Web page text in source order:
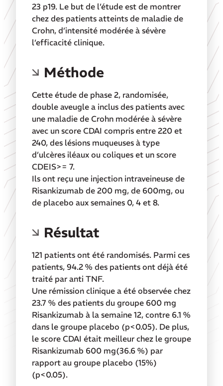
23 p19. Le but de l’étude est de montrer
chez des patients atteints de maladie de
Crohn, d’intensité modérée à sévère
l’efficacité clinique.
Méthode
Cette étude de phase 2, randomisée,
double aveugle a inclus des patients avec
une maladie de Crohn modérée à sévère
avec un score CDAI compris entre 220 et
240, des lésions muqueuses à type
d’ulcères iléaux ou coliques et un score
CDEIS>= 7.
Ils ont reçu une injection intraveineuse de
Risankizumab de 200 mg, de 600mg, ou
de placebo aux semaines 0, 4 et 8.
Résultat
121 patients ont été randomisés. Parmi ces
patients, 94.2 % des patients ont déjà été
traité par anti TNF.
Une rémission clinique a été observée chez
23.7 % des patients du groupe 600 mg
Risankizumab à la semaine 12, contre 6.1 %
dans le groupe placebo (p<0.05). De plus,
le score CDAI était meilleur chez le groupe
Risankizumab 600 mg(36.6 %) par
rapport au groupe placebo (15%)
(p<0.05).